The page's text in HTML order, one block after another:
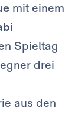
mit einem
Spieltag
drei
aus den